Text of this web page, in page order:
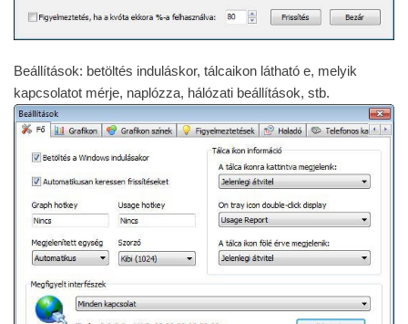
Beállítások: betöltés induláskor, tálcaikon látható e, melyik
kapcsolatot mérje, naplózza, hálózati beállítások, stb.